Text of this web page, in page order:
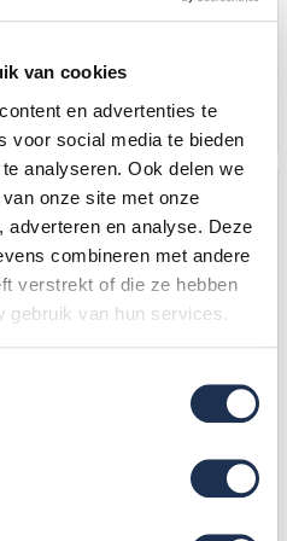
van cookies
en advertenties te
voor social media te bieden
analyseren. Ook delen we
onze site met onze
adverteren en analyse. Deze
combineren met andere
verstrekt of die ze hebben
gebruik van hun services.
Op voorraad
In mijn winkelwagen
Panthera Stukadoors steiger
(ex. btw)